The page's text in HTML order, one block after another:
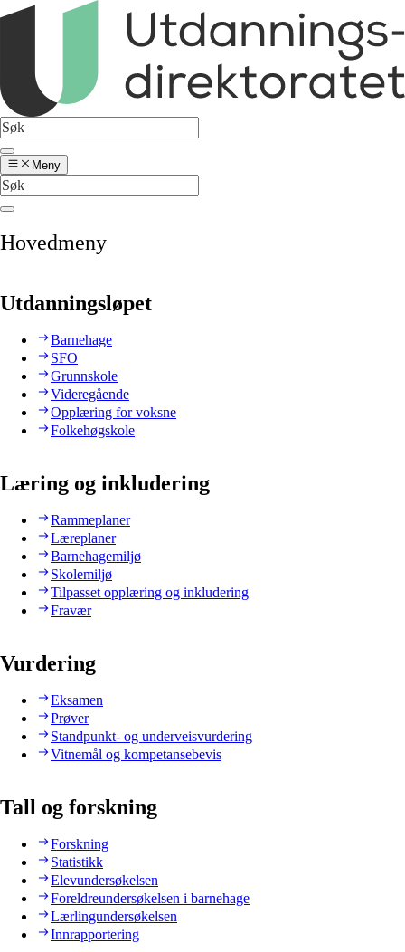
Meny
Hovedmeny
Utdanningsløpet
Barnehage
SFO
Grunnskole
Videregående
Opplæring for voksne
Folkehøgskole
Læring og inkludering
Rammeplaner
Læreplaner
Barnehagemiljø
Skolemiljø
Tilpasset opplæring og inkludering
Fravær
Vurdering
Eksamen
Prøver
Standpunkt- og underveisvurdering
Vitnemål og kompetansebevis
Tall og forskning
Forskning
Statistikk
Elevundersøkelsen
Foreldreundersøkelsen i barnehage
Lærlingundersøkelsen
Innrapportering